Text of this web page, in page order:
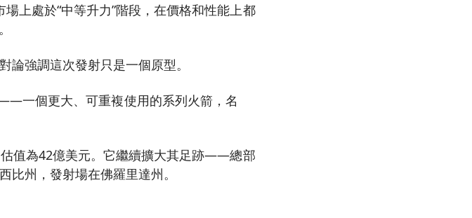
上處於“中等升力”階段，在價格和性能上都
強調這次發射只是一個原型。
一個更大、可重複使用的系列火箭，名
值為42億美元。它繼續擴大其足跡——總部
州，發射場在佛羅里達州。